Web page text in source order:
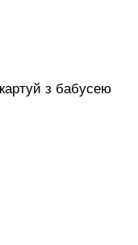
з бабусею